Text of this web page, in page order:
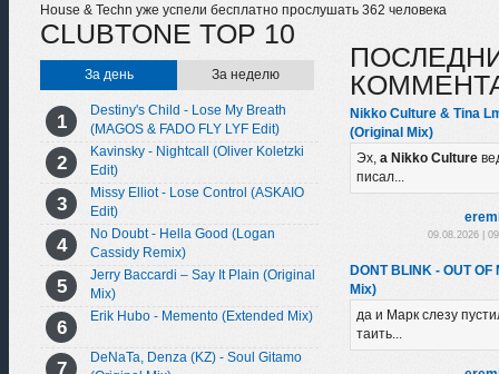
House & Techn уже успели бесплатно прослушать 362 человека
CLUBTONE TOP 10
За день За неделю
Destiny's Child - Lose My Breath
(MAGOS & FADO FLY LYF Edit)
Kavinsky - Nightcall (Oliver Koletzki
Edit)
Missy Elliot - Lose Control (ASKAIO
Edit)
No Doubt - Hella Good (Logan
Cassidy Remix)
Jerry Baccardi – Say It Plain (Original
Mix)
Erik Hubo - Memento (Extended Mix)
DeNaTa, Denza (KZ) - Soul Gitamo
Nikko Culture & Tina
(Original Mix)
Эх, а Nikko Culture
писал...
09.08.2026 |
DONT BLINK - OUT
Mix)
да и Марк слезу
таить...